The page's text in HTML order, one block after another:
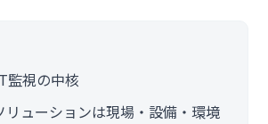
監視の中核
リューションは現場・設備・環境